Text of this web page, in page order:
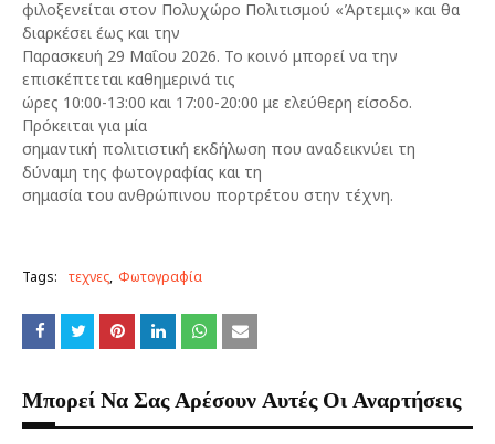
φιλοξενείται στον Πολυχώρο Πολιτισμού «Άρτεμις» και θα
διαρκέσει έως και την
Παρασκευή 29 Μαΐου 2026. Το κοινό μπορεί να την
επισκέπτεται καθημερινά τις
ώρες 10:00-13:00 και 17:00-20:00 με ελεύθερη είσοδο.
Πρόκειται για μία
σημαντική πολιτιστική εκδήλωση που αναδεικνύει τη
δύναμη της φωτογραφίας και τη
σημασία του ανθρώπινου πορτρέτου στην τέχνη.
Tags: τεχνες Φωτογραφία
Μπορεί Να Σας Αρέσουν Αυτές Οι Αναρτήσεις